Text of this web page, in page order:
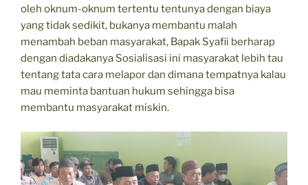
oleh oknum-oknum tertentu tentunya dengan biaya
yang tidak sedikit, bukanya membantu malah
menambah beban masyarakat, Bapak Syafii berharap
dengan diadakanya Sosialisasi ini masyarakat lebih tau
tentang tata cara melapor dan dimana tempatnya kalau
mau meminta bantuan hukum sehingga bisa
membantu masyarakat miskin.